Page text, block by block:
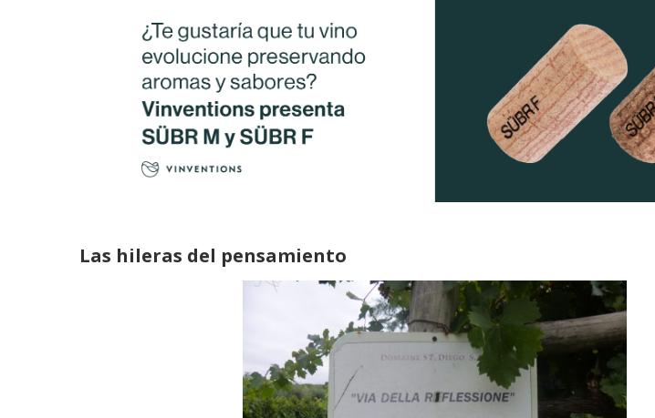
Las hileras del pensamiento